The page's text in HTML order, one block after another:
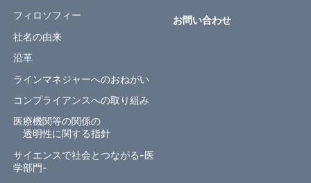
フィロソフィー
社名の由来
沿革
ラインマネジャーへのおねがい
コンプライアンスへの取り組み
医療機関等の関係の
透明性に関する指針
サイエンスで社会とつながる-医
学部門-
お問い合わせ